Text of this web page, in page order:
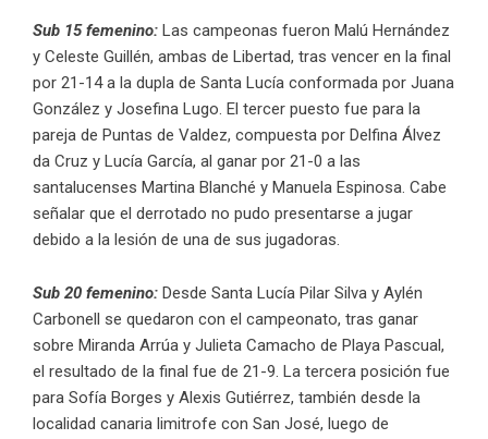
Sub 15 femenino: Las campeonas fueron Malú Hernández
y Celeste Guillén, ambas de Libertad, tras vencer en la final
por 21-14 a la dupla de Santa Lucía conformada por Juana
González y Josefina Lugo. El tercer puesto fue para la
pareja de Puntas de Valdez, compuesta por Delfina Álvez
da Cruz y Lucía García, al ganar por 21-0 a las
santalucenses Martina Blanché y Manuela Espinosa. Cabe
señalar que el derrotado no pudo presentarse a jugar
debido a la lesión de una de sus jugadoras.
Sub 20 femenino: Desde Santa Lucía Pilar Silva y Aylén
Carbonell se quedaron con el campeonato, tras ganar
sobre Miranda Arrúa y Julieta Camacho de Playa Pascual,
el resultado de la final fue de 21-9. La tercera posición fue
para Sofía Borges y Alexis Gutiérrez, también desde la
localidad canaria limitrofe con San José, luego de